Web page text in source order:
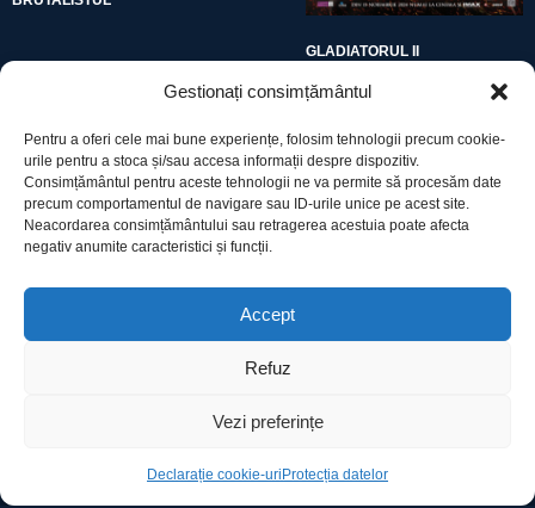
Gestionați consimțământul
Pentru a oferi cele mai bune experiențe, folosim tehnologii precum cookie-
urile pentru a stoca și/sau accesa informații despre dispozitiv.
Consimțământul pentru aceste tehnologii ne va permite să procesăm date
precum comportamentul de navigare sau ID-urile unice pe acest site.
Neacordarea consimțământului sau retragerea acestuia poate afecta
negativ anumite caracteristici și funcții.
Accept
Refuz
Vezi preferințe
Declarație cookie-uri Protecția datelor
GLADIATORUL II
Utile
Declarație cookie-uri
Contact
Ro Image SRL